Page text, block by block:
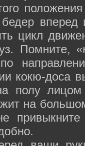
вперед
цикл
Помните,
кокю-доса
полу
на